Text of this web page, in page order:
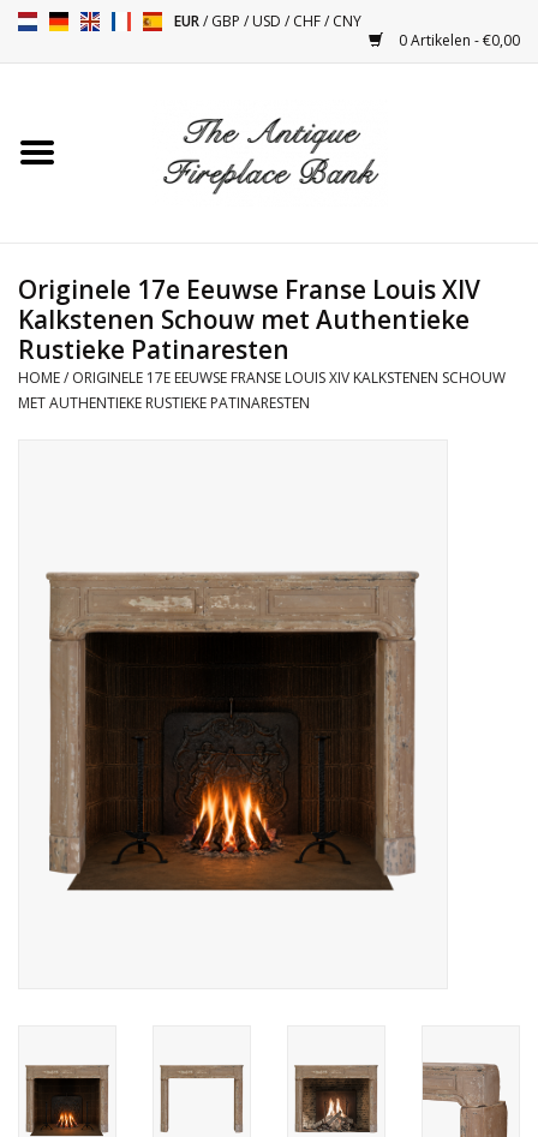
EUR/GBP /USD /CHF/CNY
0 Artikelen - €0,00
Toebehoren
Kacheltjes
Tafels
Decoratieve Outdoor
Objecten
Vloeren - Steen, Terra Cotta
& Marmer
Outlet
Tevreden Klanten
Cadeau Bonnen
Originele 17e Eeuwse Franse Louis XIV
Kalkstenen Schouw met Authentieke
Rustieke Patinaresten
HOME/ ORIGINELE 17E EEUWSE FRANSE LOUIS XIV KALKSTENEN SCHOUW
MET AUTHENTIEKE RUSTIEKE PATINARESTEN